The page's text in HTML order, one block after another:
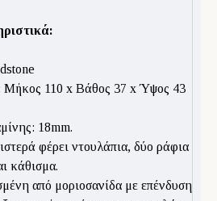
Μήκος 110 x Βάθος 37 x Ύψος 43
18mm.
φέρει ντουλάπια, δύο ράφια
κάθισμα.
από μοριοσανίδα με επένδυση